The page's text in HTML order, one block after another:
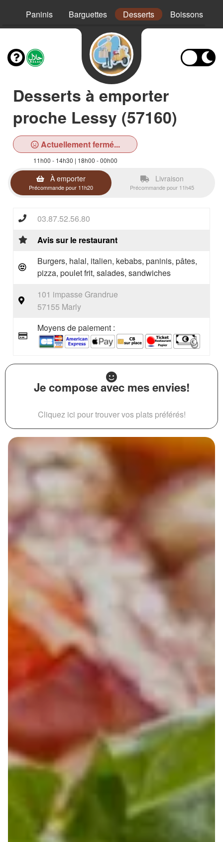
Paninis Barguettes Desserts Boissons
Desserts à emporter
proche Lessy (57160)
Actuellement fermé...
11h00 - 14h30 | 18h00 - 00h00
À emporter
Précommande pour 11h20
Livraison
Précommande pour 11h45
03.87.52.56.80
Avis sur le restaurant
Burgers, halal, italien, kebabs, paninis, pâtes,
pizza, poulet frit, salades, sandwiches
101 impasse Grandrue
57155 Marly
Moyens de paiement :
Je compose avec mes envies!
Cliquez ici pour trouver vos plats préférés!